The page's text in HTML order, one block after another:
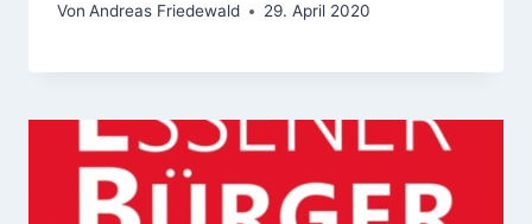
Von Andreas Friedewald 29. April 2020